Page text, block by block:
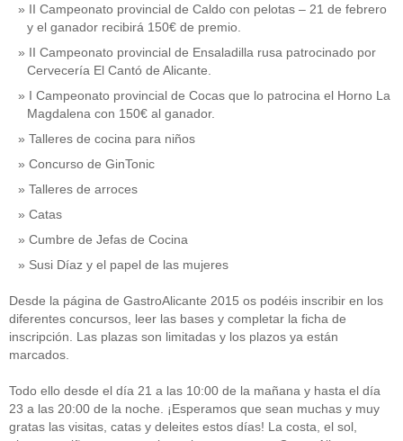
II Campeonato provincial de Caldo con pelotas – 21 de febrero
y el ganador recibirá 150€ de premio.
II Campeonato provincial de Ensaladilla rusa patrocinado por
Cervecería El Cantó de Alicante.
I Campeonato provincial de Cocas que lo patrocina el Horno La
Magdalena con 150€ al ganador.
Talleres de cocina para niños
Concurso de GinTonic
Talleres de arroces
Catas
Cumbre de Jefas de Cocina
Susi Díaz y el papel de las mujeres
Desde la página de GastroAlicante 2015 os podéis inscribir en los
diferentes concursos, leer las bases y completar la ficha de
inscripción. Las plazas son limitadas y los plazos ya están
marcados.
Todo ello desde el día 21 a las 10:00 de la mañana y hasta el día
23 a las 20:00 de la noche. ¡Esperamos que sean muchas y muy
gratas las visitas, catas y deleites estos días! La costa, el sol,